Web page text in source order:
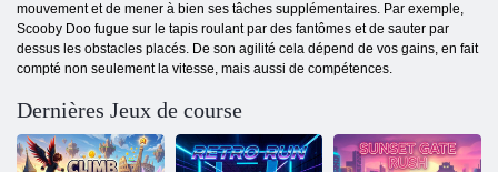
mouvement et de mener à bien ses tâches supplémentaires. Par exemple,
Scooby Doo fugue sur le tapis roulant par des fantômes et de sauter par
dessus les obstacles placés. De son agilité cela dépend de vos gains, en fait
compté non seulement la vitesse, mais aussi de compétences.
Dernières Jeux de course